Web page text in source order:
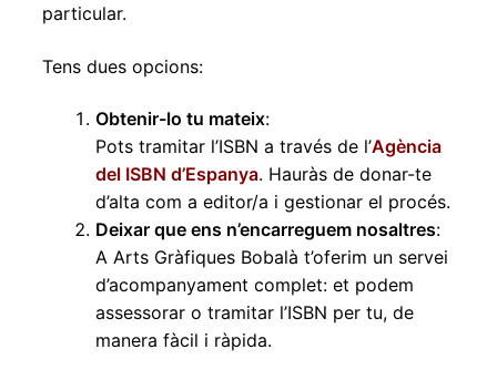
particular.
Tens dues opcions:
Obtenir-lo tu mateix:
Pots tramitar l’ISBN a través de l’Agència
del ISBN d’Espanya. Hauràs de donar-te
d’alta com a editor/a i gestionar el procés.
Deixar que ens n’encarreguem nosaltres:
A Arts Gràfiques Bobalà t’oferim un servei
d’acompanyament complet: et podem
assessorar o tramitar l’ISBN per tu, de
manera fàcil i ràpida.